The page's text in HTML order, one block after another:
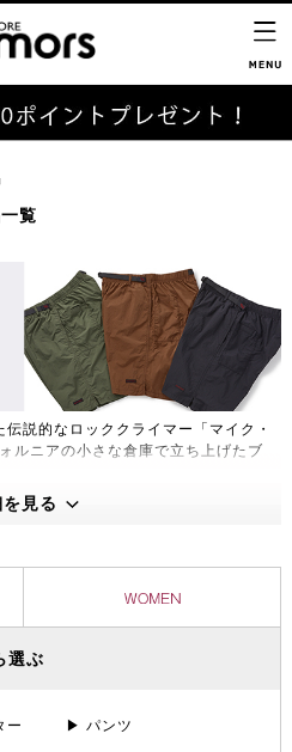
覧
伝説的なロッククライマー「マイク・
ルニアの小さな倉庫で立ち上げたブ
ゼットクロッチ」や片手で簡単に調
独特の機能性をもったグラミチパン
見る
選ぶ
ー ▶ パンツ